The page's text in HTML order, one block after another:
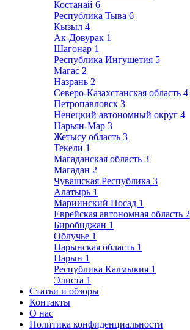
Костанай 6
Республика Тыва 6
Кызыл 4
Ак-Довурак 1
Шагонар 1
Республика Ингушетия 5
Магас 2
Назрань 2
Северо-Казахстанская область 4
Петропавловск 3
Ненецкий автономный округ 4
Нарьян-Мар 3
Жетысу область 3
Текели 1
Магаданская область 3
Магадан 2
Чувашская Республика 3
Алатырь 1
Мариинский Посад 1
Еврейская автономная область 2
Биробиджан 1
Облучье 1
Нарынская область 1
Нарын 1
Республика Калмыкия 1
Элиста 1
Статьи и обзоры
Контакты
О нас
Политика конфиденциальности